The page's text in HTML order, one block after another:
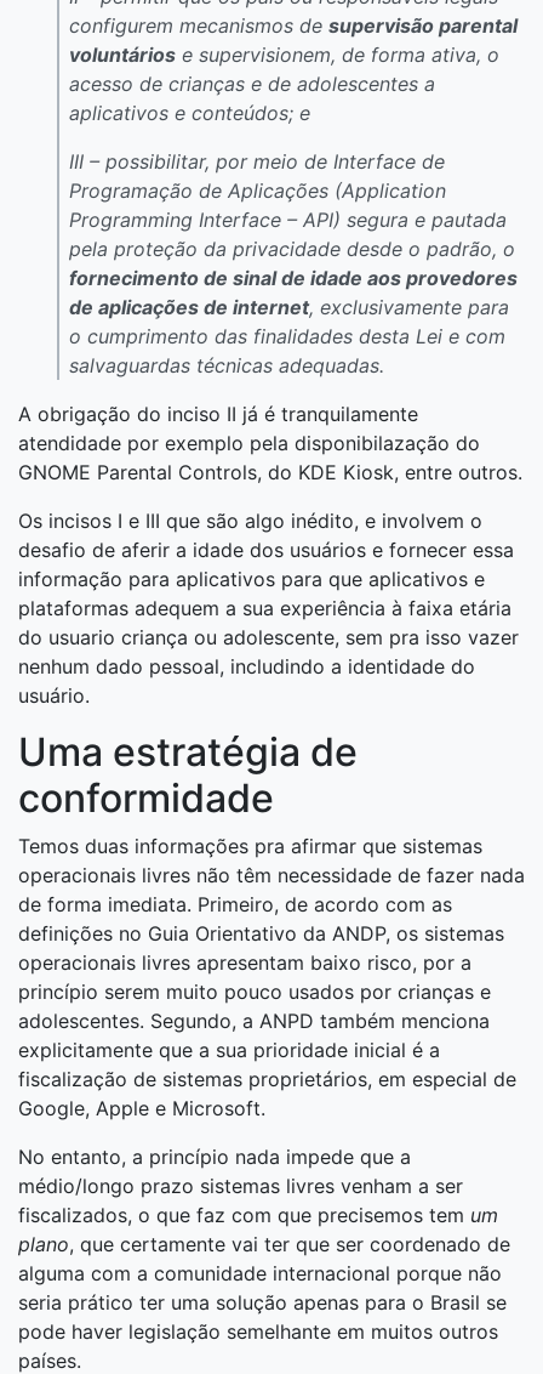
configurem mecanismos de supervisão parental
voluntários e supervisionem, de forma ativa, o
acesso de crianças e de adolescentes a
aplicativos e conteúdos; e
III – possibilitar, por meio de Interface de
Programação de Aplicações (Application
Programming Interface – API) segura e pautada
pela proteção da privacidade desde o padrão, o
fornecimento de sinal de idade aos provedores
de aplicações de internet, exclusivamente para
o cumprimento das finalidades desta Lei e com
salvaguardas técnicas adequadas.
A obrigação do inciso II já é tranquilamente
atendidade por exemplo pela disponibilazação do
GNOME Parental Controls, do KDE Kiosk, entre outros.
Os incisos I e III que são algo inédito, e involvem o
desafio de aferir a idade dos usuários e fornecer essa
informação para aplicativos para que aplicativos e
plataformas adequem a sua experiência à faixa etária
do usuario criança ou adolescente, sem pra isso vazer
nenhum dado pessoal, includindo a identidade do
usuário.
Uma estratégia de
conformidade
Temos duas informações pra afirmar que sistemas
operacionais livres não têm necessidade de fazer nada
de forma imediata. Primeiro, de acordo com as
definições no Guia Orientativo da ANDP, os sistemas
operacionais livres apresentam baixo risco, por a
princípio serem muito pouco usados por crianças e
adolescentes. Segundo, a ANPD também menciona
explicitamente que a sua prioridade inicial é a
fiscalização de sistemas proprietários, em especial de
Google, Apple e Microsoft.
No entanto, a princípio nada impede que a
médio/longo prazo sistemas livres venham a ser
fiscalizados, o que faz com que precisemos tem um
plano, que certamente vai ter que ser coordenado de
alguma com a comunidade internacional porque não
seria prático ter uma solução apenas para o Brasil se
pode haver legislação semelhante em muitos outros
países.